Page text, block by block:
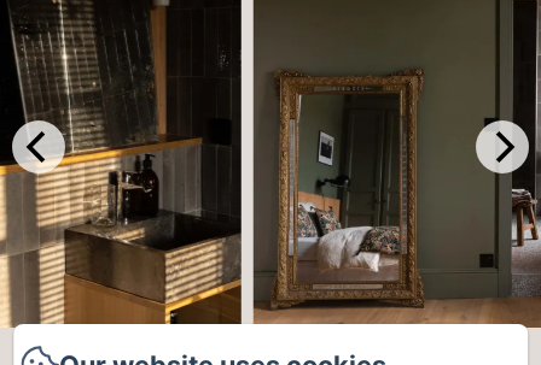
MOULIN MOULIN